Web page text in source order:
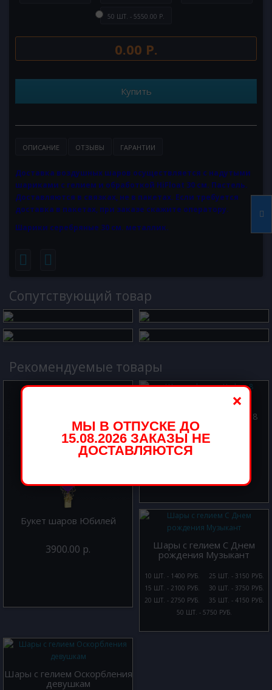
50 ШТ. - 5550.00 Р.
0.00 Р.
Купить
ОПИСАНИЕ ОТЗЫВЫ ГАРАНТИИ
Доставка воздушных шаров осуществляется с надутыми
шариками с гелием и обработкой HiFloat 30 см. Пастель.
Доставляются в связках, не в пакетах. Если требуется
доставка в пакетах, при заказе скажите оператору.
Шарики серебряные 30 см. металлик.
Cопутствующий товар
Рекомендуемые товары
Букет шаров Юбилей
3900.00 р.
Шар из фольги Цифра 8
Тиффани 102 см
800.00 р.
Шары с гелием С Днем
рождения Музыкант
10 ШТ. - 1400 РУБ.
15 ШТ. - 2100 РУБ.
20 ШТ. - 2750 РУБ.
25 ШТ. - 3150 РУБ.
30 ШТ. - 3750 РУБ.
35 ШТ. - 4150 РУБ.
50 ШТ. - 5750 РУБ.
Шары с гелием Оскорбления
девушкам
×
МЫ В ОТПУСКЕ ДО
15.08.2026 ЗАКАЗЫ НЕ
ДОСТАВЛЯЮТСЯ